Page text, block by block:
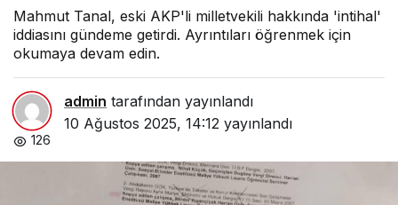
Mahmut Tanal, eski AKP'li milletvekili hakkında 'intihal'
iddiasını gündeme getirdi. Ayrıntıları öğrenmek için
okumaya devam edin.
admin tarafından yayınlandı
10 Ağustos 2025, 14:12 yayınlandı
126
“intihal” iddiası